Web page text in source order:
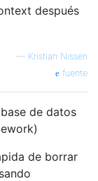
después
— Kristian Nissen
fuente
de datos
de borrar